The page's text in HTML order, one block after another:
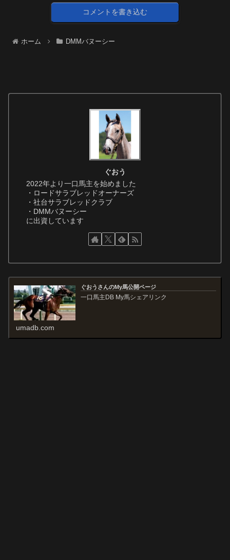
コメントを書き込む
ホーム DMMバヌーシー
ぐおう
2022年より一口馬主を始めました
・ロードサラブレッドオーナーズ
・社台サラブレッドクラブ
・DMMバヌーシー
に出資しています
ぐおうさんのMy馬公開ページ
一口馬主DB My馬シェアリンク
umadb.com